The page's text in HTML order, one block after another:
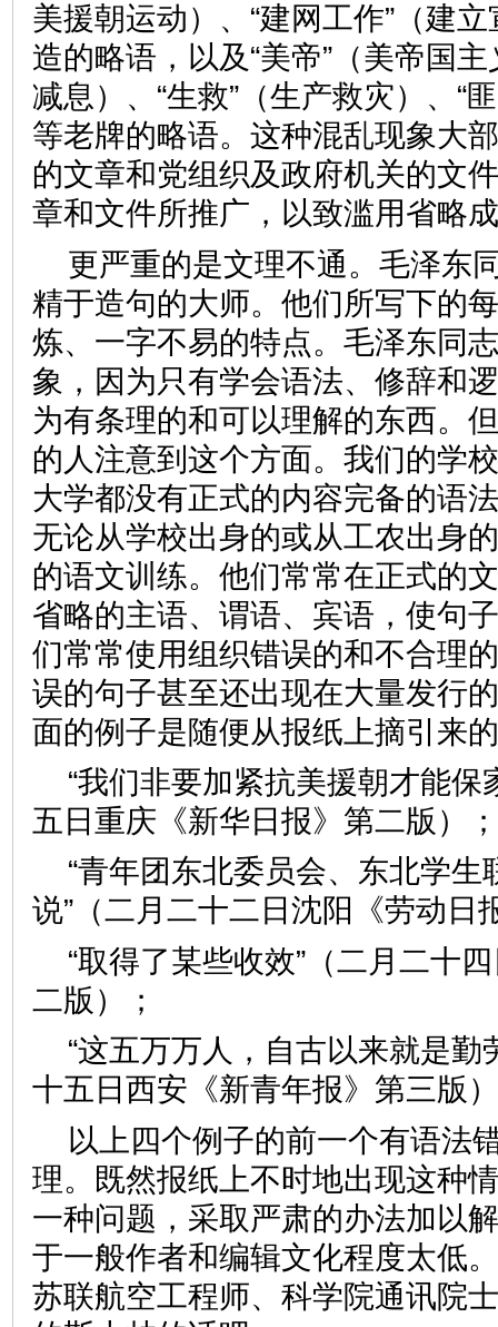
美援朝运动）、“建网工作”（建
造的略语，以及“美帝”（美帝国主
减息）、“生救”（生产救灾）、“
等老牌的略语。这种混乱现象大
的文章和党组织及政府机关的文
章和文件所推广，以致滥用省略
更严重的是文理不通。毛泽东
精于造句的大师。他们所写下的
炼、一字不易的特点。毛泽东同
象，因为只有学会语法、修辞和
为有条理的和可以理解的东西。
的人注意到这个方面。我们的学
大学都没有正式的内容完备的语
无论从学校出身的或从工农出身
的语文训练。他们常常在正式的
省略的主语、谓语、宾语，使句
们常常使用组织错误的和不合理
误的句子甚至还出现在大量发行
面的例子是随便从报纸上摘引来
“我们非要加紧抗美援朝才能保
五日重庆《新华日报》第二版）；
“青年团东北委员会、东北学生
说”（二月二十二日沈阳《劳动日
“取得了某些收效”（二月二十
二版）；
“这五万万人，自古以来就是勤
十五日西安《新青年报》第三版
以上四个例子的前一个有语法
理。既然报纸上不时地出现这种
一种问题，采取严肃的办法加以
于一般作者和编辑文化程度太低
苏联航空工程师、科学院通讯院